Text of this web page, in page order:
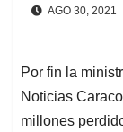
AGO 30, 2021
Por fin la
Noticias
millones